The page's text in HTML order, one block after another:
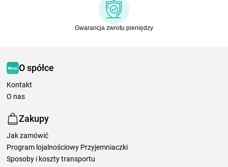
Gwarancja zwrotu pieniędzy
O spółce
Kontakt
O nas
Zakupy
Jak zamówić
Program lojalnościowy Przyjemniaczki
Sposoby i koszty transportu